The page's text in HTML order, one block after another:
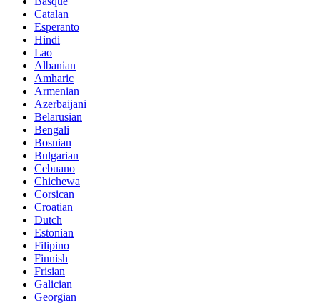
Catalan
Esperanto
Hindi
Lao
Albanian
Amharic
Armenian
Azerbaijani
Belarusian
Bengali
Bosnian
Bulgarian
Cebuano
Chichewa
Corsican
Croatian
Dutch
Estonian
Filipino
Finnish
Frisian
Galician
Georgian